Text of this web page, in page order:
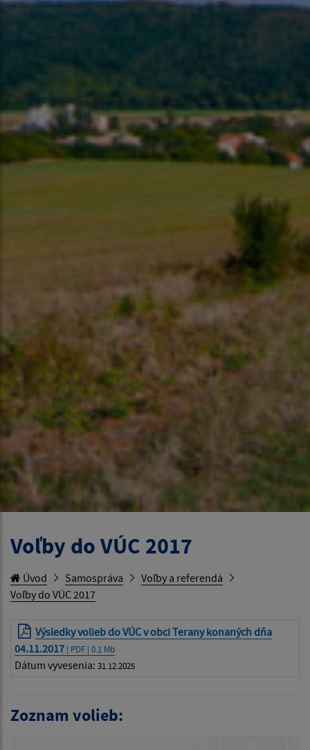
Voľby do VÚC 2017
Úvod Samospráva
Voľby a referendá
Voľby do VÚC 2017
Výsledky volieb do VÚC v obci Terany konaných dňa
04.11.2017 | PDF | 0.1 Mb
Dátum vyvesenia: 31.12.2025
Zoznam volieb: